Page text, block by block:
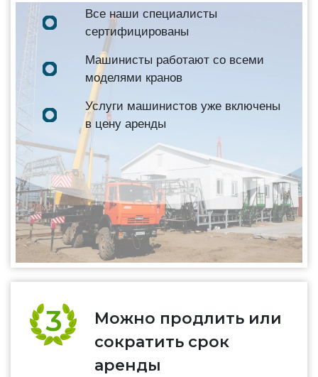
Все наши специалисты
сертифицированы
Машинисты работают со всеми
моделями кранов
Услуги машинистов уже включены
в цену аренды
Можно продлить или
сократить срок
аренды